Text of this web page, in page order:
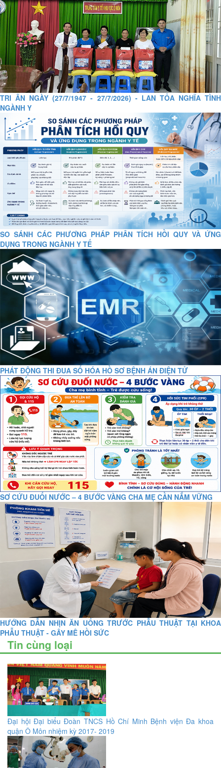
TRI ÂN NGÀY (27/7/1947 - 27/7/2026) - LAN TỎA NGHĨA TÌNH
NGÀNH Y
SO SÁNH CÁC PHƯƠNG PHÁP PHÂN TÍCH HỒI QUY VÀ ỨNG
DỤNG TRONG NGÀNH Y TẾ
PHÁT ĐỘNG THI ĐUA SỐ HÓA HỒ SƠ BỆNH ÁN ĐIỆN TỬ
SƠ CỨU ĐUỐI NƯỚC – 4 BƯỚC VÀNG CHA MẸ CẦN NẮM VỮNG
HƯỚNG DẪN NHỊN ĂN UỐNG TRƯỚC PHẪU THUẬT TẠI KHOA
PHẪU THUẬT - GÂY MÊ HỒI SỨC
Tin cùng loại
Đại hội Đại biểu Đoàn TNCS Hồ Chí Minh Bệnh viện Đa khoa
quận Ô Môn nhiệm kỳ 2017- 2019